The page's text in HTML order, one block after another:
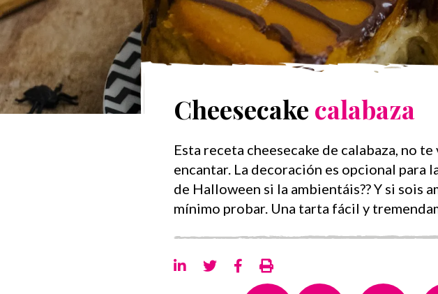
Cheesecake calabaza
Esta receta cheesecake de calabaza, no
encantar. La decoración es opcional para
de Halloween si la ambientáis?? Y si sois
mínimo probar. Una tarta fácil y